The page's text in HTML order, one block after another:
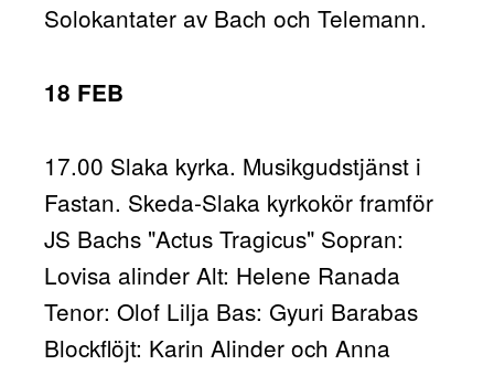
Solokantater av Bach och Telemann.
18 FEB
17.00 Slaka kyrka. Musikgudstjänst i
Fastan. Skeda-Slaka kyrkokör framför
JS Bachs "Actus Tragicus" Sopran:
Lovisa alinder Alt: Helene Ranada
Tenor: Olof Lilja Bas: Gyuri Barabas
Blockflöjt: Karin Alinder och Anna